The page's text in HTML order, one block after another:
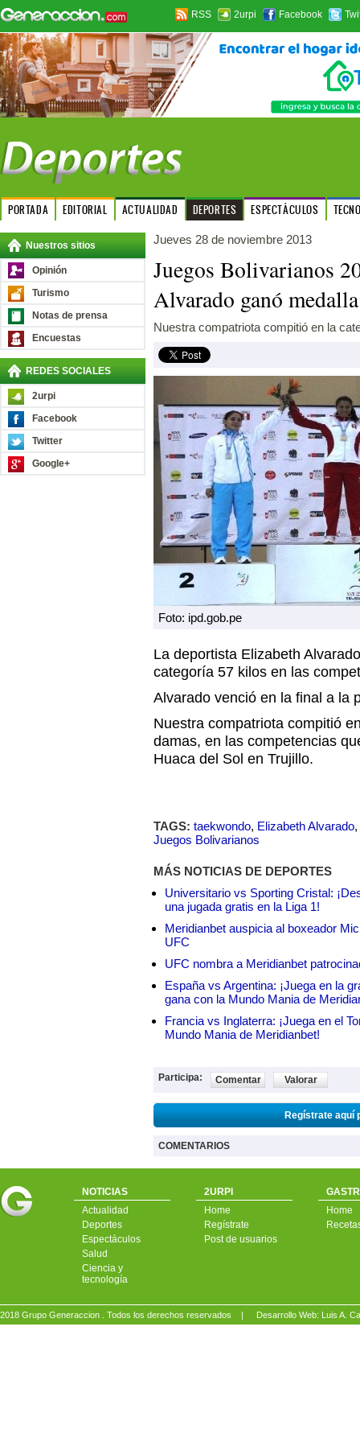
RSS 2urpi Facebook
PORTADA EDITORIAL ACTUALIDAD DEPORTES ESPECTÁCULOS
Nuestros sitios
Opinión
Turismo
Notas de prensa
Encuestas
REDES SOCIALES
2urpi
Facebook
Twitter
Google+
Jueves 28 de noviembre 2013
Juegos Bolivarianos
Alvarado ganó
Nuestra compatriota compitió en la
Foto: ipd.gob.pe
La deportista Elizabeth
categoría 57 kilos en las
Alvarado venció en la final a la
Nuestra compatriota compitió
damas, en las competencias
Huaca del Sol en Trujillo.
TAGS: taekwondo, Elizabeth Alvarado,
Juegos Bolivarianos
MÁS NOTICIAS DE DEPORTES
Universitario vs Sporting Cristal:
una jugada gratis en la Liga 1!
Meridianbet auspicia al boxeador
UFC
UFC nombra a Meridianbet
España vs Argentina: ¡Juega en la
gana con la Mundo Mania de
Francia vs Inglaterra: ¡Juega en el
Mundo Mania de Meridianbet!
Participa: Comentar Valorar
Regístrate aquí
COMENTARIOS
NOTICIAS
Actualidad
Deportes
Espectáculos
Salud
Ciencia y
tecnología
2URPI
Home
Regístrate
Post de usuarios
Home
2018 Grupo Generaccion . Todos los derechos reservados | Desarrollo Web: Luis